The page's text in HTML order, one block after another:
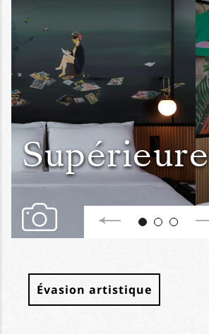
Supérieure
Évasion artistique